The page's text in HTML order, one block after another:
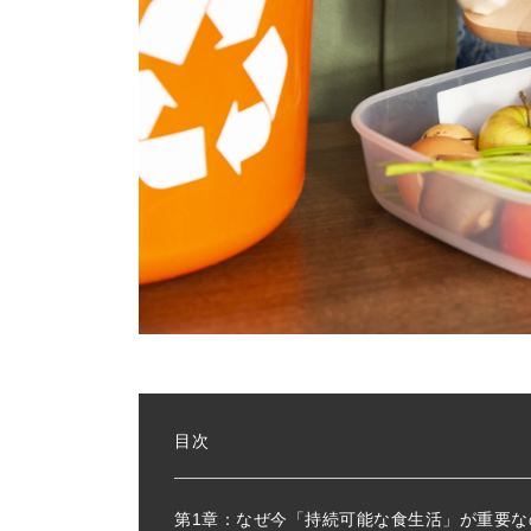
目次
第1章：なぜ今「持続可能な食生活」が重要